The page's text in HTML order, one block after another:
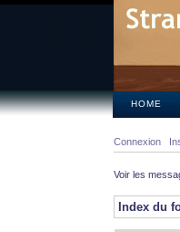
HOME
Connexion
Voir les
Index du